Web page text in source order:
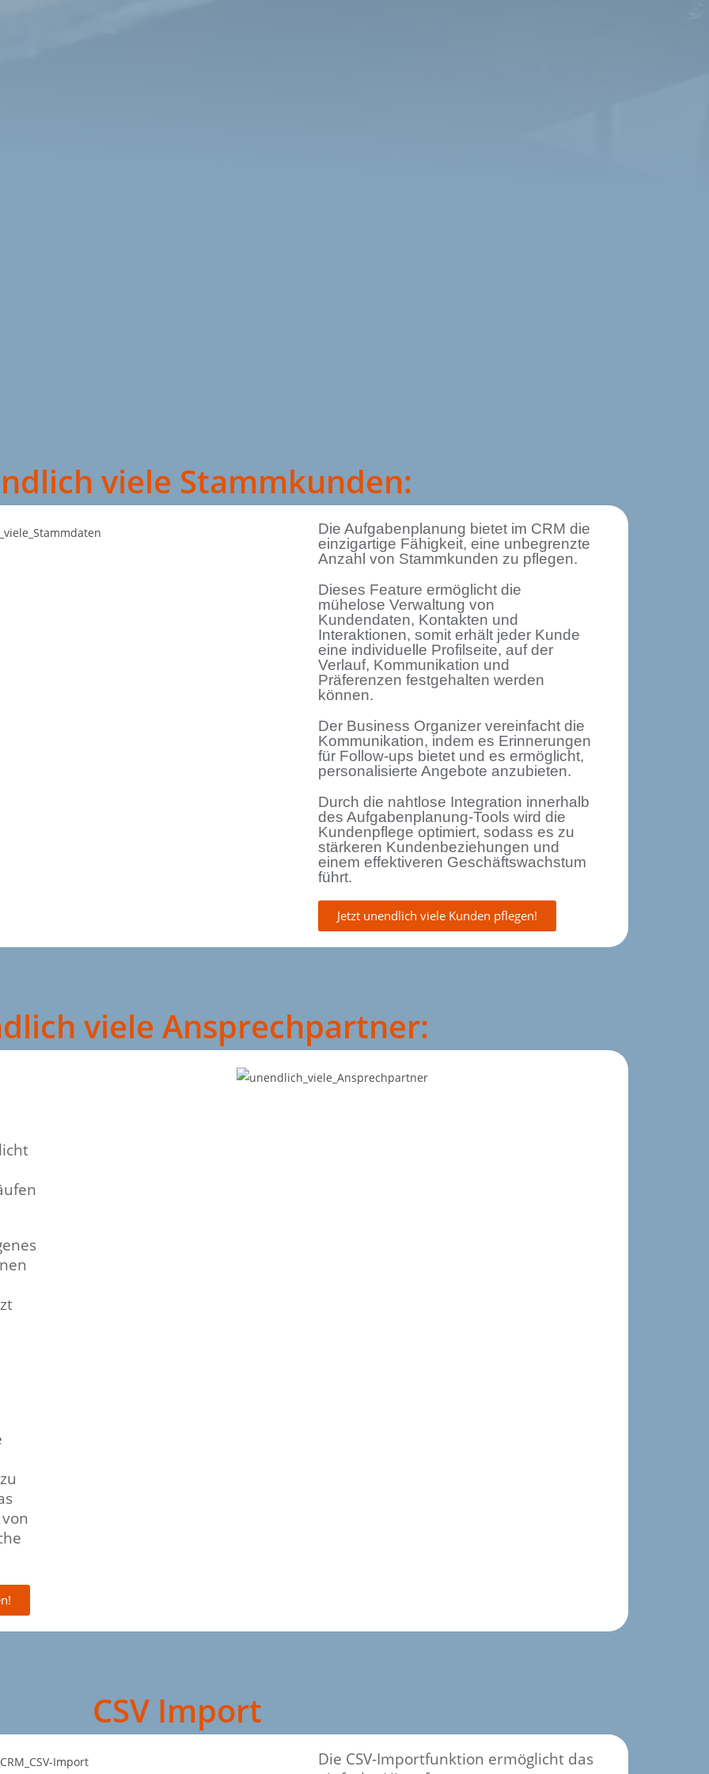
viele Stammkunden:
Die Aufgabenplanung bietet im CRM die
einzigartige Fähigkeit, eine unbegrenzte
Anzahl von Stammkunden zu pflegen.
Dieses Feature ermöglicht die
mühelose Verwaltung von
Kundendaten, Kontakten und
Interaktionen, somit erhält jeder Kunde
eine individuelle Profilseite, auf der
Verlauf, Kommunikation und
Präferenzen festgehalten werden
können.
Der Business Organizer vereinfacht die
Kommunikation, indem es Erinnerungen
für Follow-ups bietet und es ermöglicht,
personalisierte Angebote anzubieten.
Durch die nahtlose Integration innerhalb
des Aufgabenplanung-Tools wird die
Kundenpflege optimiert, sodass es zu
stärkeren Kundenbeziehungen und
einem effektiveren Geschäftswachstum
führt.
Jetzt unendlich viele Kunden pflegen!
viele Ansprechpartner:
CSV Import
Die CSV-Importfunktion ermöglicht das